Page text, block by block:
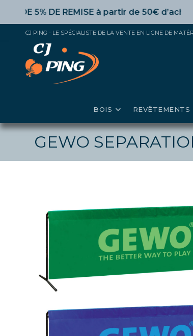
content
5% DE REMISEà partir de 50€ d’achat,10%
CJ PING - LE SPÉCIALISTE DE LA VENTE EN LIGNE DE
BOIS REVÊTEMENTS
GEWO